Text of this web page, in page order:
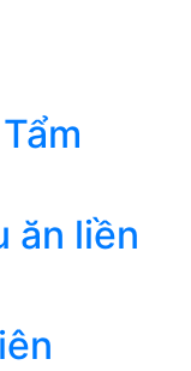
ăn liền